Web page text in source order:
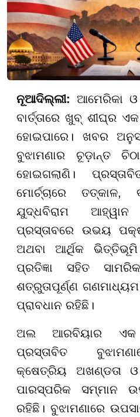
ନୂଆଦିଲ୍ଲୀ: ଆମେରିକା
ବାର୍ତ୍ତାରେ ଖୁବ୍ ଶୀଘ୍ର
ହୋଇପାରେ। ଖବର
ବୁଝାମଣାର ଚୂଡ଼ାନ୍ତ
ହୋଇଗଲାଣି।
ମୋର୍ଚ୍ଚାରେ
ଯୁଦ୍ଧବିରାମ ଆହ୍ୱାନ
ପ୍ରସ୍ତାବରେ ଉଭୟ
ଅଥବା ଆର୍ଥିକ ଭିତ୍ତିଭୂମି
ପ୍ରତିଜ୍ଞା ସହିତ
ଶତ୍ରୁତାପୂର୍ଣ୍ଣ
ପ୍ରାବଧାନ ରହିଛି।
ଅଲ ଆରବିୟାର ଏକ
ପ୍ରସ୍ତାବିତ
କ୍ଷେତ୍ରିୟ ଅଖଣ୍ଡତା ଓ
ପାରସ୍ପରିକ ସମ୍ମାନ
ରହିଛି। ବୁଝାମଣାରେ